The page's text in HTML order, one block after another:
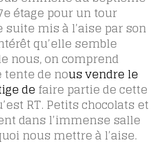
étage pour un tour
suite mis à l’aise par son
qu’elle semble
nous, on comprend
tente de nous vendre le
de faire partie de cette
RT. Petits chocolats et
dans l’immense salle
nous mettre à l’aise.